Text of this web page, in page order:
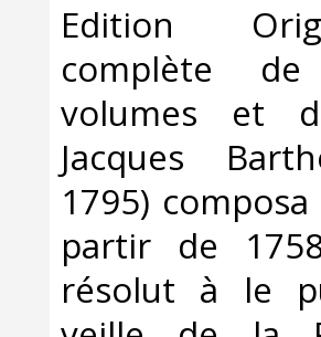
‎Edition
complète
volumes et
Jacques
1795)
partir de
résolut à le